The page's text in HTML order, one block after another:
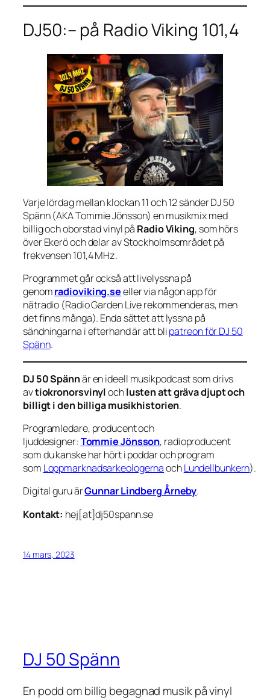
DJ50:– på Radio Viking 101,4
Varje lördag mellan klockan 11 och 12 sänder DJ 50
Spänn (AKA Tommie Jönsson) en musikmix med
billig och oborstad vinyl på Radio Viking, som hörs
över Ekerö och delar av Stockholmsområdet på
frekvensen 101,4 MHz.
Programmet går också att livelyssna på
genomradioviking.seeller via någon app för
nätradio (Radio Garden Live rekommenderas, men
det finns många). Enda sättet att lyssna på
sändningarna i efterhand är att blipatreon för DJ 50
Spänn.
DJ 50 Spännär en ideell musikpodcast som drivs
avtiokronorsvinylochlusten att gräva djupt och
billigt i den billiga musikhistorien.
Programledare, producent och
ljuddesigner: Tommie Jönsson, radioproducent
som du kanske har hört i poddar och program
som LoppmarknadsarkeologernaochLundellbunkern).
Digital guru ärGunnar Lindberg Årneby.
Kontakt: hej[at]dj50spann.se
14 mars, 2023
DJ 50 Spänn
En podd om billig begagnad musik på vinyl